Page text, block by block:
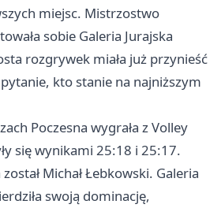
miejsc. Mistrzostwo
sobie Galeria Jurajska
rozgrywek miała już przynieść
kto stanie na najniższym
Poczesna wygrała z Volley
się wynikami 25:18 i 25:17.
Michał Łebkowski. Galeria
swoją dominację,